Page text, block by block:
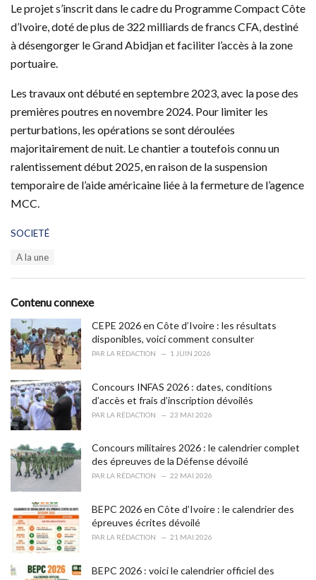
Le projet s’inscrit dans le cadre du Programme Compact Côte
d’Ivoire, doté de plus de 322 milliards de francs CFA, destiné
à désengorger le Grand Abidjan et faciliter l’accès à la zone
portuaire.
Les travaux ont débuté en septembre 2023, avec la pose des
premières poutres en novembre 2024. Pour limiter les
perturbations, les opérations se sont déroulées
majoritairement de nuit. Le chantier a toutefois connu un
ralentissement début 2025, en raison de la suspension
temporaire de l’aide américaine liée à la fermeture de l’agence
MCC.
C
o
r
i
e
s
:
SOCIETÉ
:
A la une
Contenu connexe
CEPE 2026 en Côte d’Ivoire : les résultats
disponibles, voici comment consulter
PAR LA RÉDACTION 1 JUIN 2026
Concours INFAS 2026 : dates, conditions
d’accès et frais d’inscription dévoilés
PAR LA RÉDACTION 23 MAI 2026
Concours militaires 2026 : le calendrier complet
des épreuves de la Défense dévoilé
PAR LA RÉDACTION 22 MAI 2026
BEPC 2026 en Côte d’Ivoire : le calendrier des
épreuves écrites dévoilé
PAR LA RÉDACTION 21 MAI 2026
BEPC 2026 : voici le calendrier officiel des